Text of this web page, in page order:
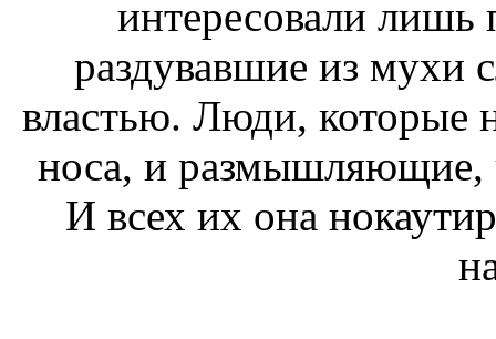
интересовали лишь
раздувавшие из мухи
властью. Люди, которые
носа, и
И всех их она